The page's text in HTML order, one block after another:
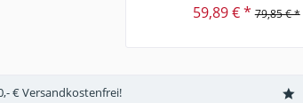
59,89 € * 79,85 € *
€ Versandkostenfrei!